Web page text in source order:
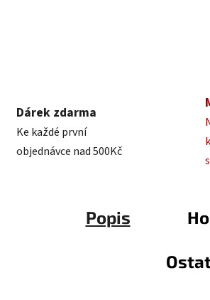
Dárek zdarma
Ke každé první
objednávce nad 500Kč
Popis